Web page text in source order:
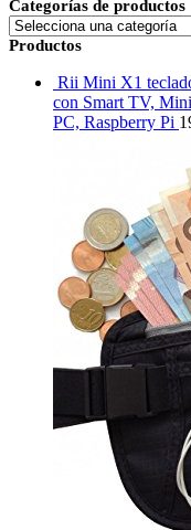
Categorías de productos
Productos
Rii Mini X1
con Smart TV,
PC, Raspberry Pi